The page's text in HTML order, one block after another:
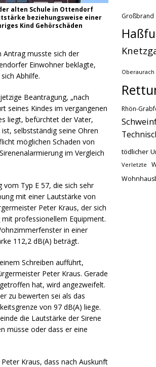
alten Schule in Ottendorf
beziehungsweise einer
Kind Gehörschäden
musste sich der
Einwohner beklagte,
Abhilfe.
Beantragung, „nach
seines Kindes im vergangenen
liegt, befürchtet der Vater,
selbstständig seine Ohren
möglichen Schaden von
im Vergleich
vom Typ E 57, die sich sehr
mit einer Lautstärke von
Peter Kraus, der sich
professionellem Equipment.
in einer
112,2 dB(A) beträgt.
Schreiben aufführt,
Peter Kraus. Gerade
hat, wird angezweifelt.
zu bewerten sei als das
von 97 dB(A) liege.
die Lautstärke der Sirene
müsse oder dass er eine
Kraus, dass nach Auskunft
Großbrand
Oberaurach
Rhön-
tödlicher
Verletzte